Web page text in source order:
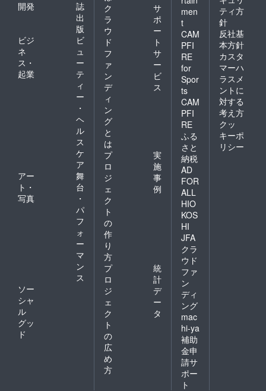
開発
誌
出
版
ビジ
ネ
ス・
起業
ビ
ュ
ー
テ
ィ
ー
・
ヘ
ル
ス
ケ
ア
アー
ト・
写真
舞
台
・
パ
フ
ォ
ー
マ
ン
ス
ソー
シャ
ル
グッ
ド
ク
ラ
ウ
ド
フ
ァ
ン
デ
ィ
ン
グ
と
は
サ
ポ
ー
ト
サ
ー
ビ
ス
プ
ロ
ジ
ェ
ク
ト
の
作
り
方
実
施
事
例
プ
ロ
ジ
ェ
ク
ト
の
広
め
方
統
計
デ
ー
タ
men
t
CAM
PFI
RE
for
Spor
ts
CAM
PFI
RE
ふる
さと
納税
AD
FOR
ALL
HIO
KOS
HI
JFA
クラ
ウド
ファ
ン
ディ
ング
mac
hi-ya
補助
金申
請サ
ポー
ト
ティ方
針
反社基
本方針
カスタ
マーハ
ラスメ
ントに
対する
考え方
クッ
キーポ
リシー